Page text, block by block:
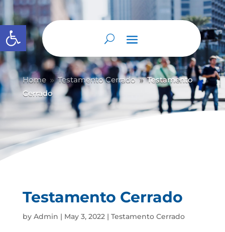
Abrir barra de herramientas
Home 9 Testamento Cerrado 9 Testamento
Cerrado
Testamento Cerrado
by Admin | May 3, 2022| Testamento Cerrado